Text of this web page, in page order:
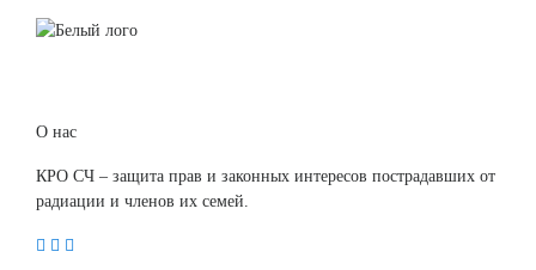
О нас
КРО СЧ – защита прав и законных интересов пострадавших от
радиации и членов их семей.